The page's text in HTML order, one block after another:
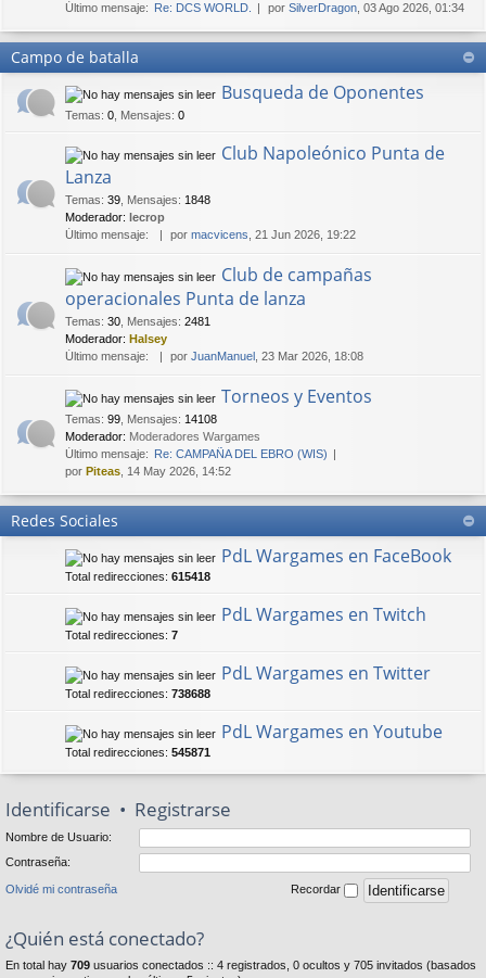
Último mensaje: Re: DCS WORLD. por SilverDragon , 03 Ago 2026, 01:34
Campo de batalla
Busqueda de Oponentes
Temas: 0 Mensajes: 0
Club Napoleónico Punta de
Lanza
Temas: 39 Mensajes: 1848
Moderador: lecrop
Último mensaje:
por macvicens , 21 Jun 2026, 19:22
Club de campañas
operacionales Punta de lanza
Temas: 30 Mensajes: 2481
Moderador: Halsey
Último mensaje:
por JuanManuel , 23 Mar 2026, 18:08
Torneos y Eventos
Temas: 99 Mensajes: 14108
Moderador: Moderadores Wargames
Último mensaje: Re: CAMPAÑA DEL EBRO (WIS)
por Piteas , 14 May 2026, 14:52
Redes Sociales
PdL Wargames en FaceBook
Total redirecciones: 615418
PdL Wargames en Twitch
Total redirecciones: 7
PdL Wargames en Twitter
Total redirecciones: 738688
PdL Wargames en Youtube
Total redirecciones: 545871
Identificarse • Registrarse
Nombre de Usuario:
Contraseña:
Olvidé mi contraseña Recordar
¿Quién está conectado?
En total hay 709 usuarios conectados :: 4 registrados, 0 ocultos y 705 invitados (basados